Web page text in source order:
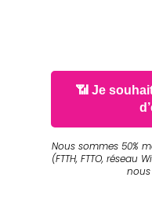
📶 Je
Nous sommes 50%
(FTTH, FTTO, réseau